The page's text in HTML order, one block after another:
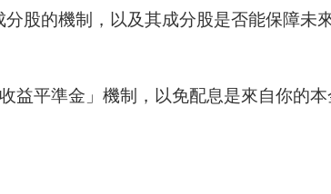
股的機制，以及其成分股是否能保障未
益平準金」機制，以免配息是來自你的